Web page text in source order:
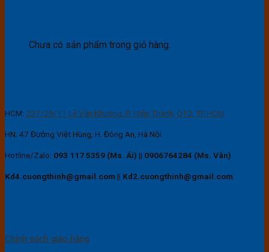
Chưa có sản phẩm trong giỏ hàng.
HCM: 237/29/11 Lê Văn Khương, P. Hiệp Thành, Q12, TP.HCM
HN: 47 Đường Việt Hùng, H. Đông An, Hà Nội
Hotline/Zalo: 093 117 5359 (Ms. Ái) || 0906764284 (Ms. Vân)
Kd4.cuongthinh@gmail.com || Kd2.cuongthinh@gmail.com
Chính sách giao hàng